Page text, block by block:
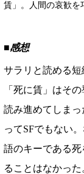
賃」。人間の哀歓を
■感想
サラリと読める短
「死に賃」はそ
読み進めてしま
ってSFでもない
語のキーである
ることはなかっ